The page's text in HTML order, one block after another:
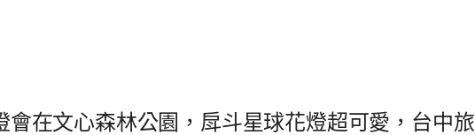
會在文心森林公園，戽斗星球花燈超可愛，台中旅